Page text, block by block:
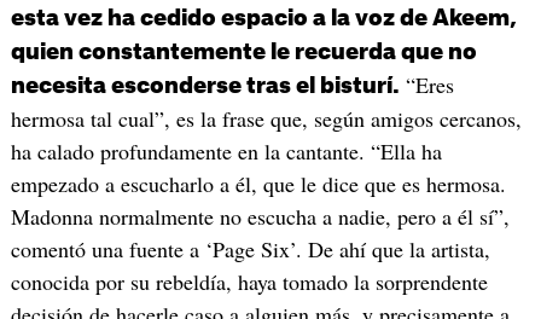
esta vez ha cedido espacio a la voz de Akeem,
quien constantemente le recuerda que no
necesita esconderse tras el bisturí. “Eres
hermosa tal cual”, es la frase que, según amigos cercanos,
ha calado profundamente en la cantante. “Ella ha
empezado a escucharlo a él, que le dice que es hermosa.
Madonna normalmente no escucha a nadie, pero a él sí”,
comentó una fuente a ‘Page Six’. De ahí que la artista,
conocida por su rebeldía, haya tomado la sorprendente